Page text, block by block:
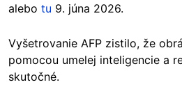
alebo tu 9. júna 2026.
Vyšetrovanie AFP zistilo, že
pomocou umelej inteligencie a
skutočné.